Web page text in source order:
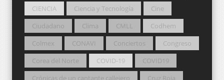
CIENCIA
Ciencia y Tecnología
Cine
Ciudadano
Clima CMLL
Codhem
Colmex
CONAVI Conciertos
Congreso
Corea del Norte
COVID-19
COVID19
Crónicas de un cantante callejero
Cruz Roja